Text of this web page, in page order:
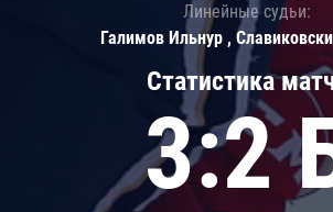
Статистика
3:2
Линейные судьи:
Галимов Ильнур ,